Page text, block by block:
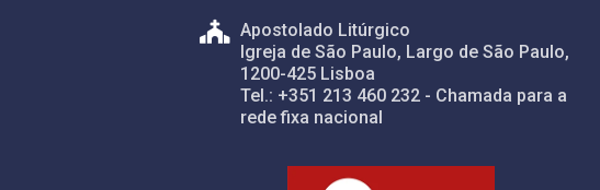
Apostolado Litúrgico
Igreja de São Paulo, Largo de São Paulo,
1200-425 Lisboa
Tel.: +351 213 460 232 - Chamada para a
rede fixa nacional